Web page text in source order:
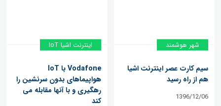
شهر هوشمند
سیم کارت عصر اینترنت اشیا
هم از راه رسید
1396/12/06
اینترنت اشیا IoT
Vodafone با IoT
هواپیماهای بدون سرنشین را
رهگیری و با آنها مقابله می
کند